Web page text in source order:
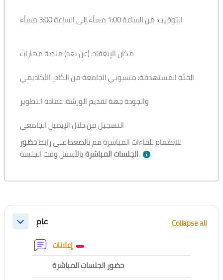
التسجيل من خلال الإيميل الجامعيالتوقيت: من الساعة 1:00 مساًء إلى الساعة 3:00 مساًء
مكان الإنعقاد: (عن بعد) منصة مهارات
الفئة المستهدفة: منسوبي الجامعة من الكادر الأكاديمي
والجودة
التسجيل من خلال الإيميل الجامعي
للانضمام للقاءات المباشرة قم بالضغط على رابطحضور
الجلسات المباشرةبالأسفل وقت الجلسة.
Section outline
Collapseعام
Collapse all
Forum
حضور الجلسات المباشرةExternal tool